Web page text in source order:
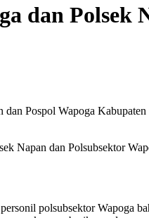
dan Polsek
Pospol Wapoga
Napan dan Polsubsektor
polsubsektor Wapoga